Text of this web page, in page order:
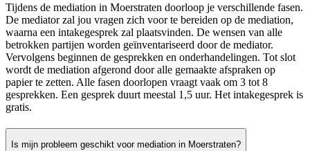
Tijdens de mediation in Moerstraten doorloop je verschillende fasen.
De mediator zal jou vragen zich voor te bereiden op de mediation,
waarna een intakegesprek zal plaatsvinden. De wensen van alle
betrokken partijen worden geïnventariseerd door de mediator.
Vervolgens beginnen de gesprekken en onderhandelingen. Tot slot
wordt de mediation afgerond door alle gemaakte afspraken op
papier te zetten. Alle fasen doorlopen vraagt vaak om 3 tot 8
gesprekken. Een gesprek duurt meestal 1,5 uur. Het intakegesprek is
gratis.
Is mijn probleem geschikt voor mediation in Moerstraten?